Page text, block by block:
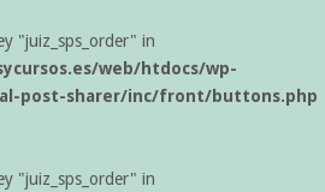
"juiz_sps_order" in
web/htdocs/wp-
post-sharer/inc/front/buttons.php
"juiz_sps_order" in